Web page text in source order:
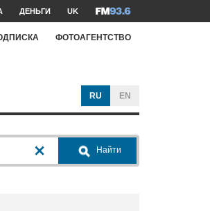
ДЕНЬГИ UK
ФОТОАГЕНТСТВО
RU EN
Найти